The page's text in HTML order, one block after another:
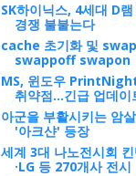
SK하이닉스, 4세대 D
경쟁 불붙는다
cache 초기화 및
swappoff swapon
MS, 윈도우
취약점…긴급 업데이
아군을 부활시키는 암
'아크샨' 등장
세계 3대 나노전시회
·LG 등 270개사 전시